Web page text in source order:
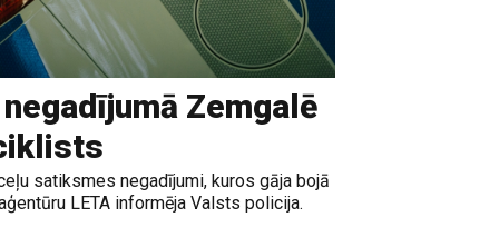
Zemgalē
satiksmes negadījumi, kuros gāja bojā
LETA informēja Valsts policija.